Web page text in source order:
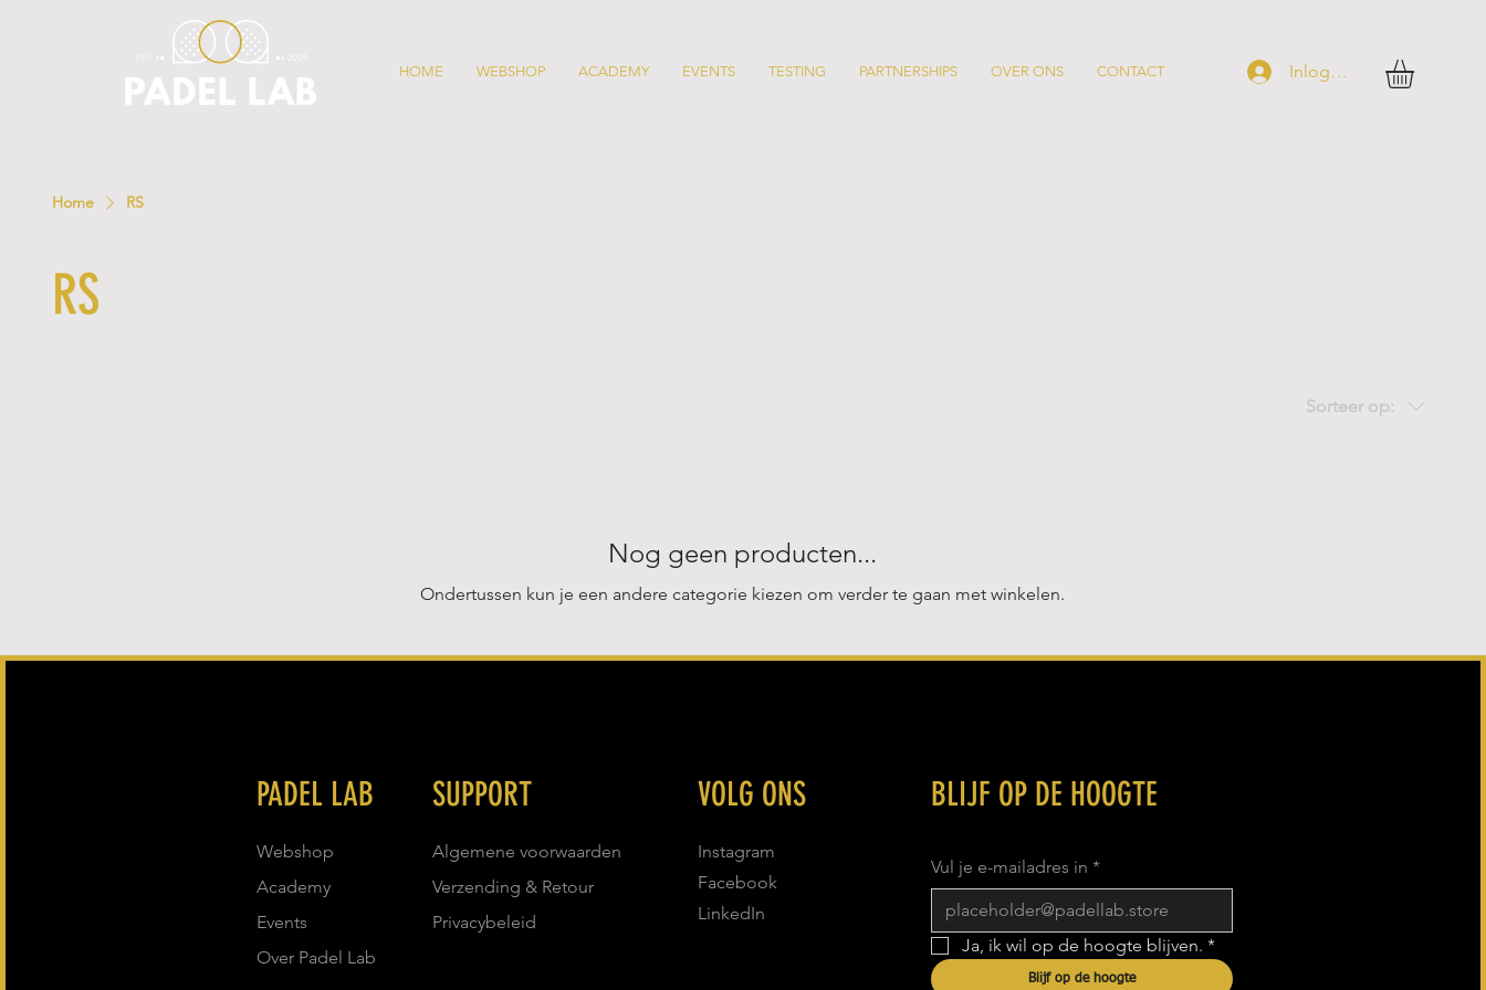
HOME WEBSHOP ACADEMY EVENTS TESTING PARTNERSHIPS OVER ONS CONTACT Inloggen
Home RS
RS
Sorteer op:
Nog geen producten...
Ondertussen kun je een andere categorie kiezen om verder te gaan met winkelen.
PADEL LAB SUPPORT
Webshop
Academy
Events
Over Padel Lab
Algemene voorwaarden
Verzending & Retour
Privacybeleid
VOLG ONS
Instagram
Facebook
LinkedIn
BLIJF OP DE HOOGTE
Vul je e-mailadres in *
Ja, ik wil op de hoogte blijven. *
Blijf op de hoogte